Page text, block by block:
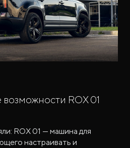
ROX 01
ROX 01 — машина для
настраивать и